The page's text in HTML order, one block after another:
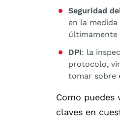
Seguridad
en la
últimamente
DPI: la
protocolo,
tomar sobre
Como puedes
claves en